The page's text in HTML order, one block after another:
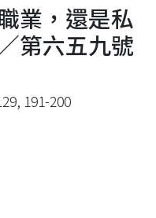
業，還是私
第六五九號
191-200